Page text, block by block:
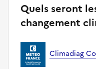
Quels seront
changement
Climadiag